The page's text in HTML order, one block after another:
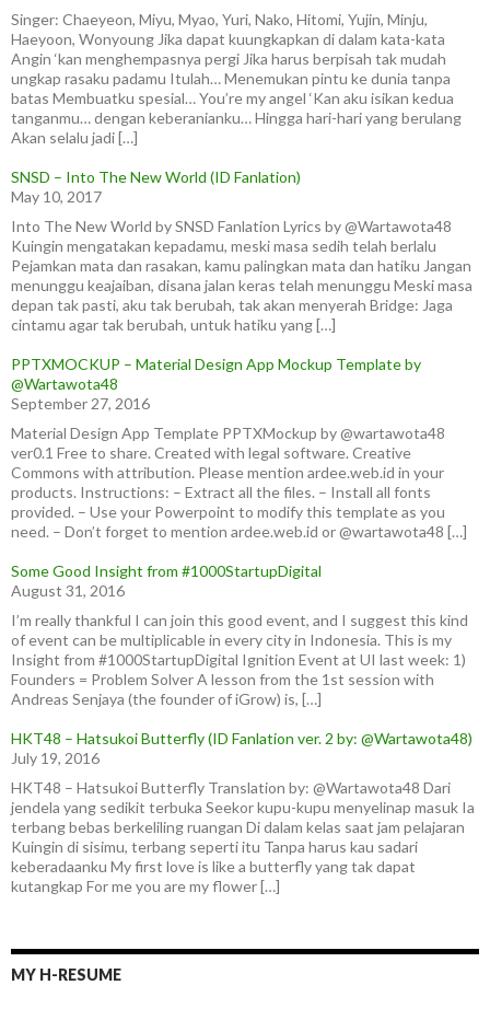
Singer: Chaeyeon, Miyu, Myao, Yuri, Nako, Hitomi, Yujin, Minju,
Haeyoon, Wonyoung Jika dapat kuungkapkan di dalam kata-kata
Angin ‘kan menghempasnya pergi Jika harus berpisah tak mudah
ungkap rasaku padamu Itulah… Menemukan pintu ke dunia tanpa
batas Membuatku spesial… You’re my angel ‘Kan aku isikan kedua
tanganmu… dengan keberanianku… Hingga hari-hari yang berulang
Akan selalu jadi […]
SNSD – Into The New World (ID Fanlation)
May 10, 2017
Into The New World by SNSD Fanlation Lyrics by @Wartawota48
Kuingin mengatakan kepadamu, meski masa sedih telah berlalu
Pejamkan mata dan rasakan, kamu palingkan mata dan hatiku Jangan
menunggu keajaiban, disana jalan keras telah menunggu Meski masa
depan tak pasti, aku tak berubah, tak akan menyerah Bridge: Jaga
cintamu agar tak berubah, untuk hatiku yang […]
PPTXMOCKUP – Material Design App Mockup Template by
@Wartawota48
September 27, 2016
Material Design App Template PPTXMockup by @wartawota48
ver0.1 Free to share. Created with legal software. Creative
Commons with attribution. Please mention ardee.web.id in your
products. Instructions: – Extract all the files. – Install all fonts
provided. – Use your Powerpoint to modify this template as you
need. – Don’t forget to mention ardee.web.id or @wartawota48 […]
Some Good Insight from #1000StartupDigital
August 31, 2016
I’m really thankful I can join this good event, and I suggest this kind
of event can be multiplicable in every city in Indonesia. This is my
Insight from #1000StartupDigital Ignition Event at UI last week: 1)
Founders = Problem Solver A lesson from the 1st session with
Andreas Senjaya (the founder of iGrow) is, […]
HKT48 – Hatsukoi Butterfly (ID Fanlation ver. 2 by: @Wartawota48)
July 19, 2016
HKT48 – Hatsukoi Butterfly Translation by: @Wartawota48 Dari
jendela yang sedikit terbuka Seekor kupu-kupu menyelinap masuk Ia
terbang bebas berkeliling ruangan Di dalam kelas saat jam pelajaran
Kuingin di sisimu, terbang seperti itu Tanpa harus kau sadari
keberadaanku My first love is like a butterfly yang tak dapat
kutangkap For me you are my flower […]
MY H-RESUME